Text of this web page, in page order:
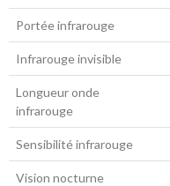
Portée infrarouge
Infrarouge invisible
Longueur onde
infrarouge
Sensibilité infrarouge
Vision nocturne